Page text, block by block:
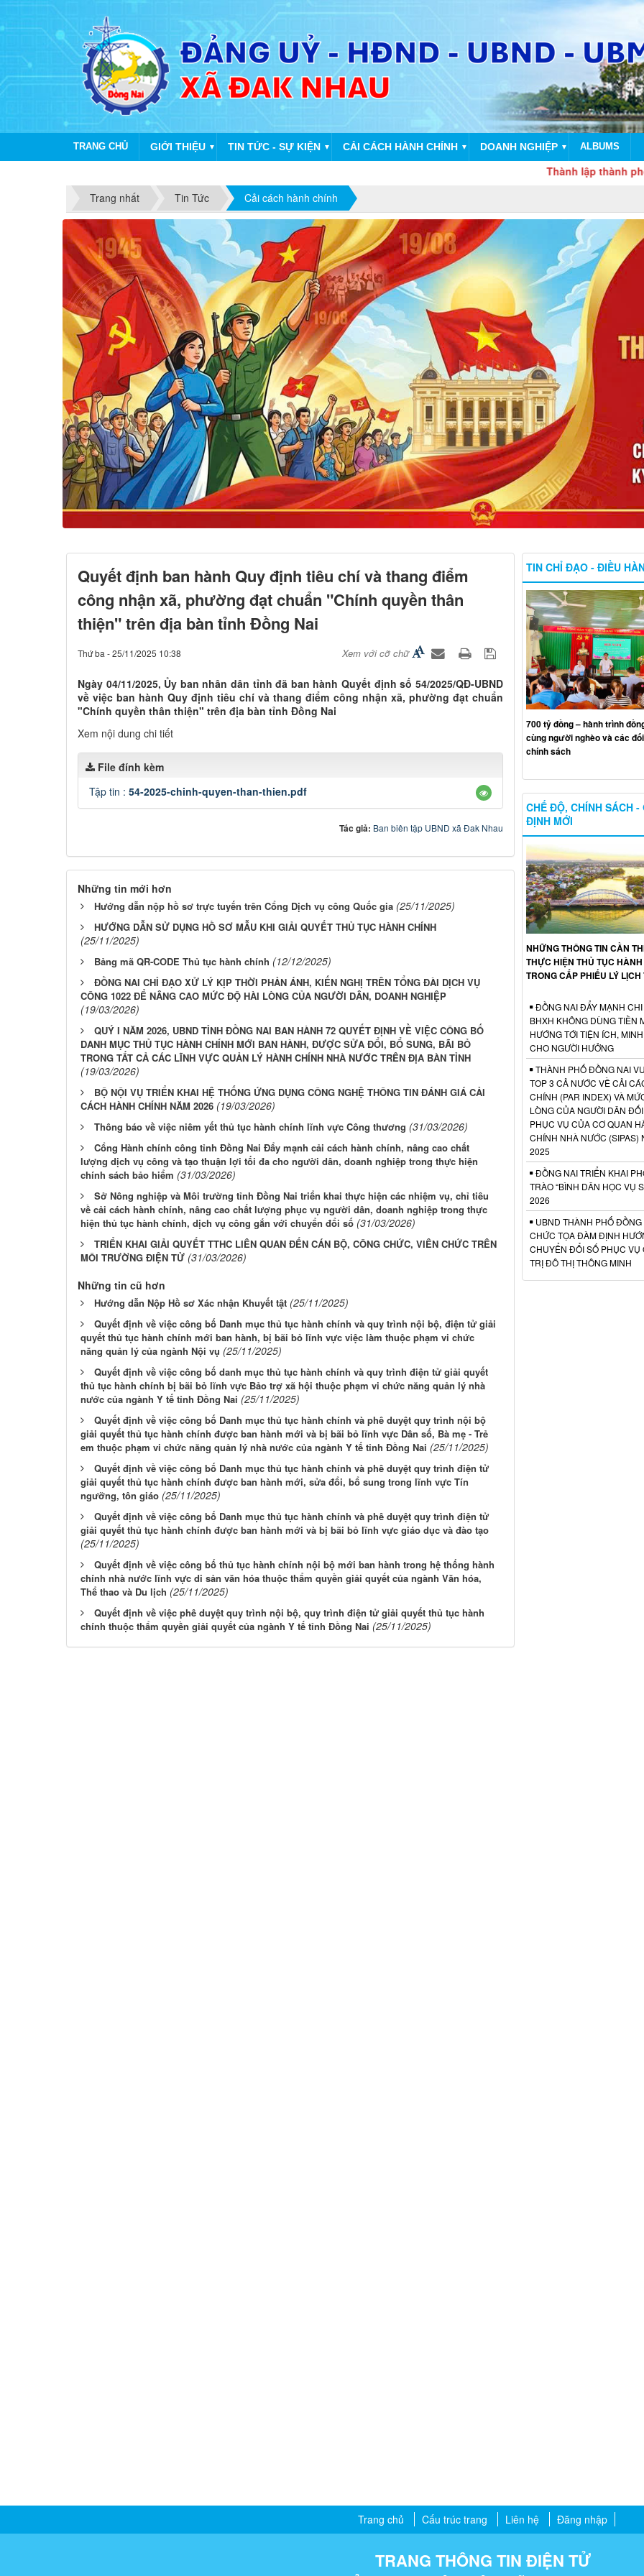
TRANG CHỦ GIỚI THIỆU ▼ TIN TỨC - SỰ KIỆN ▼ CẢI CÁCH HÀNH CHÍNH ▼ DOANH NGHIỆP ▼ ALBUMS
Thành lập thành phố
Trang nhất
Tin Tức Cải cách hành chính
Quyết định ban hành Quy định tiêu chí và thang điểm
công nhận xã, phường đạt chuẩn "Chính quyền thân
thiện" trên địa bàn tỉnh Đồng Nai
Thứ ba - 25/11/2025 10:38 Xem với cỡ chữ
Ngày 04/11/2025, Ủy ban nhân dân tỉnh đã ban hành Quyết định số 54/2025/QĐ-UBND
về việc ban hành Quy định tiêu chí và thang điểm công nhận xã, phường đạt chuẩn
"Chính quyền thân thiện" trên địa bàn tỉnh Đồng Nai
Xem nội dung chi tiết
File đính kèm
Tập tin : 54-2025-chinh-quyen-than-thien.pdf
Tác giả: Ban biên tập UBND xã Đak Nhau
Những tin mới hơn
Hướng dẫn nộp hồ sơ trực tuyến trên Cổng Dịch vụ công Quốc gia (25/11/2025)
HƯỚNG DẪN SỬ DỤNG HỒ SƠ MẪU KHI GIẢI QUYẾT THỦ TỤC HÀNH CHÍNH
(25/11/2025)
Bảng mã QR-CODE Thủ tục hành chính (12/12/2025)
ĐỒNG NAI CHỈ ĐẠO XỬ LÝ KỊP THỜI PHẢN ÁNH, KIẾN NGHỊ TRÊN TỔNG ĐÀI DỊCH VỤ
CÔNG 1022 ĐỂ NÂNG CAO MỨC ĐỘ HÀI LÒNG CỦA NGƯỜI DÂN, DOANH NGHIỆP
(19/03/2026)
QUÝ I NĂM 2026, UBND TỈNH ĐỒNG NAI BAN HÀNH 72 QUYẾT ĐỊNH VỀ VIỆC CÔNG BỐ
DANH MỤC THỦ TỤC HÀNH CHÍNH MỚI BAN HÀNH, ĐƯỢC SỬA ĐỔI, BỔ SUNG, BÃI BỎ
TRONG TẤT CẢ CÁC LĨNH VỰC QUẢN LÝ HÀNH CHÍNH NHÀ NƯỚC TRÊN ĐỊA BÀN TỈNH
(19/03/2026)
BỘ NỘI VỤ TRIỂN KHAI HỆ THỐNG ỨNG DỤNG CÔNG NGHỆ THÔNG TIN ĐÁNH GIÁ CẢI
CÁCH HÀNH CHÍNH NĂM 2026 (19/03/2026)
Thông báo về việc niêm yết thủ tục hành chính lĩnh vực Công thương (31/03/2026)
Cổng Hành chính công tỉnh Đồng Nai Đẩy mạnh cải cách hành chính, nâng cao chất
lượng dịch vụ công và tạo thuận lợi tối đa cho người dân, doanh nghiệp trong thực hiện
chính sách bảo hiểm (31/03/2026)
Sở Nông nghiệp và Môi trường tỉnh Đồng Nai triển khai thực hiện các nhiệm vụ, chỉ tiêu
về cải cách hành chính, nâng cao chất lượng phục vụ người dân, doanh nghiệp trong thực
hiện thủ tục hành chính, dịch vụ công gắn với chuyển đổi số (31/03/2026)
TRIỂN KHAI GIẢI QUYẾT TTHC LIÊN QUAN ĐẾN CÁN BỘ, CÔNG CHỨC, VIÊN CHỨC TRÊN
MÔI TRƯỜNG ĐIỆN TỬ (31/03/2026)
Những tin cũ hơn
Hướng dẫn Nộp Hồ sơ Xác nhận Khuyết tật (25/11/2025)
Quyết định về việc công bố Danh mục thủ tục hành chính và quy trình nội bộ, điện tử giải
quyết thủ tục hành chính mới ban hành, bị bãi bỏ lĩnh vực việc làm thuộc phạm vi chức
năng quản lý của ngành Nội vụ (25/11/2025)
Quyết định về việc công bố danh mục thủ tục hành chính và quy trình điện tử giải quyết
thủ tục hành chính bị bãi bỏ lĩnh vực Bảo trợ xã hội thuộc phạm vi chức năng quản lý nhà
nước của ngành Y tế tỉnh Đồng Nai (25/11/2025)
Quyết định về việc công bố Danh mục thủ tục hành chính và phê duyệt quy trình nội bộ
giải quyết thủ tục hành chính được ban hành mới và bị bãi bỏ lĩnh vực Dân số, Bà mẹ - Trẻ
em thuộc phạm vi chức năng quản lý nhà nước của ngành Y tế tỉnh Đồng Nai (25/11/2025)
Quyết định về việc công bố Danh mục thủ tục hành chính và phê duyệt quy trình điện tử
giải quyết thủ tục hành chính được ban hành mới, sửa đổi, bổ sung trong lĩnh vực Tín
ngưỡng, tôn giáo (25/11/2025)
Quyết định về việc công bố Danh mục thủ tục hành chính và phê duyệt quy trình điện tử
giải quyết thủ tục hành chính được ban hành mới và bị bãi bỏ lĩnh vực giáo dục và đào tạo
(25/11/2025)
Quyết định về việc công bố thủ tục hành chính nội bộ mới ban hành trong hệ thống hành
chính nhà nước lĩnh vực di sản văn hóa thuộc thẩm quyền giải quyết của ngành Văn hóa,
Thể thao và Du lịch (25/11/2025)
Quyết định về việc phê duyệt quy trình nội bộ, quy trình điện tử giải quyết thủ tục hành
chính thuộc thẩm quyền giải quyết của ngành Y tế tỉnh Đồng Nai (25/11/2025)
TIN CHỈ ĐẠO - ĐIỀU
700 tỷ đồng – hành trình
cùng người nghèo và các
chính sách
CHẾ ĐỘ, CHÍNH SÁCH -
ĐỊNH MỚI
NHỮNG THÔNG TIN CẦN
THỰC HIỆN THỦ TỤC
TRONG CẤP PHIẾU LÝ
ĐỒNG NAI ĐẨY MẠNH CHI
BHXH KHÔNG DÙNG TIỀN
HƯỚNG TỚI TIỆN ÍCH,
CHO NGƯỜI HƯỞNG
THÀNH PHỐ ĐỒNG NAI
TOP 3 CẢ NƯỚC VỀ CẢI
CHÍNH (PAR INDEX) VÀ
LÒNG CỦA NGƯỜI DÂN
PHỤC VỤ CỦA CƠ QUAN
CHÍNH NHÀ NƯỚC (SIPAS)
2025
ĐỒNG NAI TRIỂN KHAI
TRÀO “BÌNH DÂN HỌC VỤ
2026
UBND THÀNH PHỐ ĐỒNG
CHỨC TỌA ĐÀM ĐỊNH
CHUYỂN ĐỔI SỐ PHỤC VỤ
TRỊ ĐÔ THỊ THÔNG MINH
Trang chủ Cấu trúc trang Liên hệ Đăng nhập
TRANG THÔNG TIN ĐIỆN TỬ